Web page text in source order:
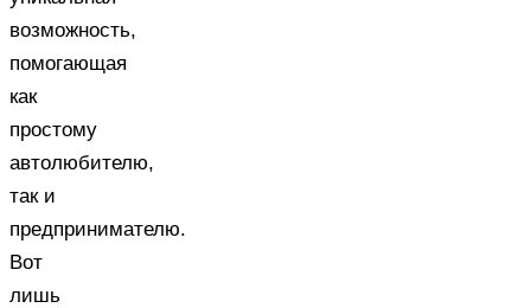
возможность,
помогающая
как
простому
автолюбителю,
так и
предпринимателю.
Вот
лишь